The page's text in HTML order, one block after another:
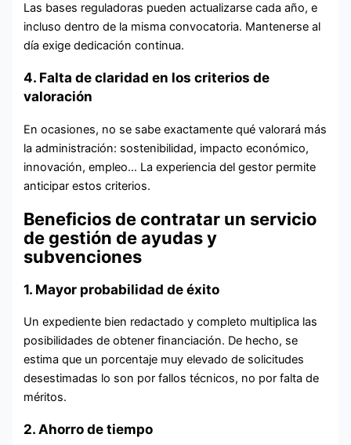
Las bases reguladoras pueden actualizarse cada año, e
incluso dentro de la misma convocatoria. Mantenerse al
día exige dedicación continua.
4. Falta de claridad en los criterios de
valoración
En ocasiones, no se sabe exactamente qué valorará más
la administración: sostenibilidad, impacto económico,
innovación, empleo… La experiencia del gestor permite
anticipar estos criterios.
Beneficios de contratar un servicio
de gestión de ayudas y
subvenciones
1. Mayor probabilidad de éxito
Un expediente bien redactado y completo multiplica las
posibilidades de obtener financiación. De hecho, se
estima que un porcentaje muy elevado de solicitudes
desestimadas lo son por fallos técnicos, no por falta de
méritos.
2. Ahorro de tiempo